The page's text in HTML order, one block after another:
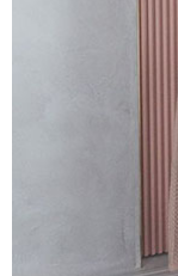
3.完整用戶服務條款
１．透過由恩沛科技
易，需依本服務之必
２．關於個人資料處
３．未成年的使用者
「AFTEE先享後付」
４．使用「AFTEE先
時審查核予不同之上
每筆NT$60，滿
每筆NT$90，滿